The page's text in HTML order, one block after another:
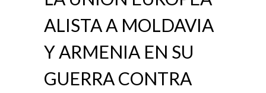
ALISTA A MOLDAVIA
Y ARMENIA EN SU
GUERRA CONTRA